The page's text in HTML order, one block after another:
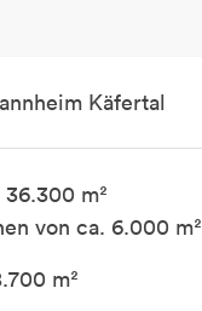
Käfertal
m²
von ca. 6.000 m²
m²